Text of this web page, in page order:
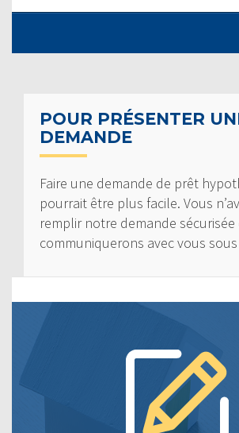
POUR PRÉSENTER
DEMANDE
Faire une demande de prêt
pourrait être plus facile. Vous
remplir notre demande
communiquerons avec vous